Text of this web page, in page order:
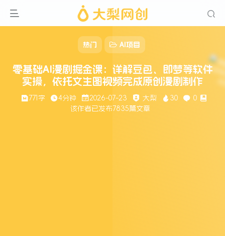
热门 AI项目
零基础AI漫剧掘金课：详解豆包、即梦等软件
实操，依托文生图视频完成原创漫剧制作
771字 4分钟 2026-07-23 大梨 30
0
该作者已发布7835篇文章